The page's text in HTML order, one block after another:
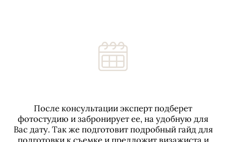
После консультации эксперт подберет
фотостудию и забронирует ее, на удобную для
Вас дату. Так же подготовит подробный гайд для